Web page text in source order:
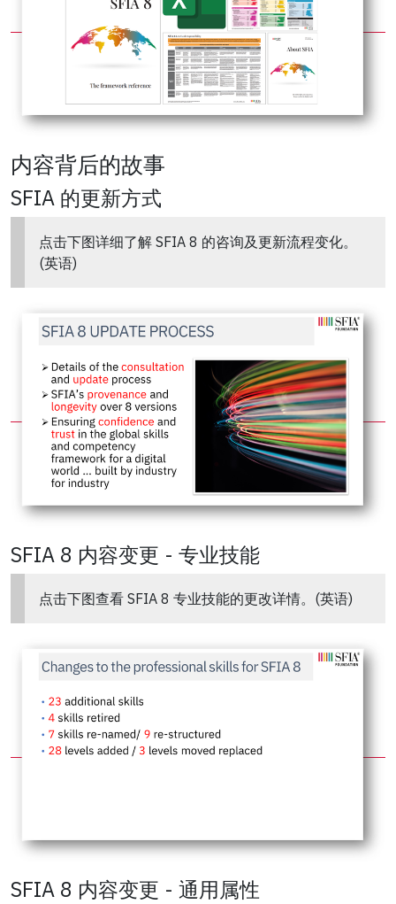
内容背后的故事
SFIA 的更新方式
点击下图详细了解 SFIA 8 的咨询及更新流程变化。
(英语)
SFIA 8 内容变更 - 专业技能
点击下图查看 SFIA 8 专业技能的更改详情。(英语)
SFIA 8 内容变更 - 通用属性